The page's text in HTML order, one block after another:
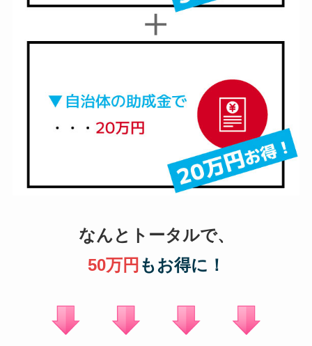
なんとトータルで、
50万円 もお得に！